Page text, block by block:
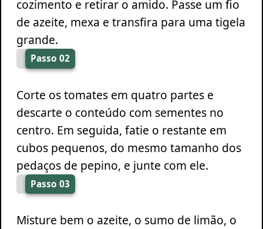
cozimento e retirar o amido. Passe um fio
de azeite, mexa e transfira para uma tigela
grande.
Passo 02
Corte os tomates em quatro partes e
descarte o conteúdo com sementes no
centro. Em seguida, fatie o restante em
cubos pequenos, do mesmo tamanho dos
pedaços de pepino, e junte com ele.
Passo 03
Misture bem o azeite, o sumo de limão, o